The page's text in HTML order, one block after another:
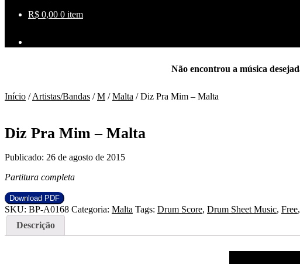
R$ 0,00 0 item
Não encontrou a música
Início /Artistas/Bandas /M /Malta /Diz Pra Mim – Malta
Diz Pra Mim – Malta
Publicado: 26 de agosto de 2015
Partitura completa
Download PDF
SKU: BP-A0168 Categoria: Malta Tags: Drum Score, Drum Sheet Music, Free,
Descrição